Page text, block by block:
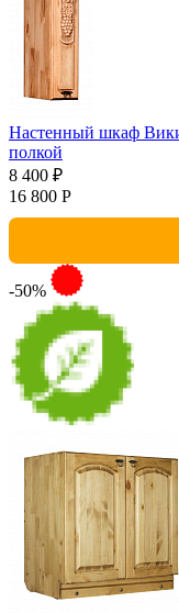
Настенный шкаф
полкой
8 400 ₽
16 800 Р
-50%